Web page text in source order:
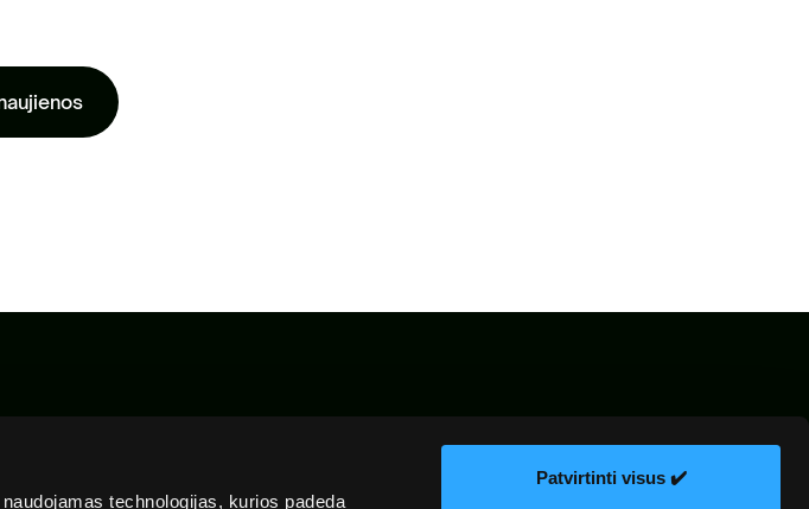
technologijas, kurios padeda
Patvirtinti visus ✔️
El. parduotuvės
Žiniasklaidai